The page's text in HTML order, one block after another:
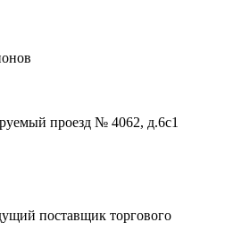
проезд № 4062, д.6с1
поставщик торгового